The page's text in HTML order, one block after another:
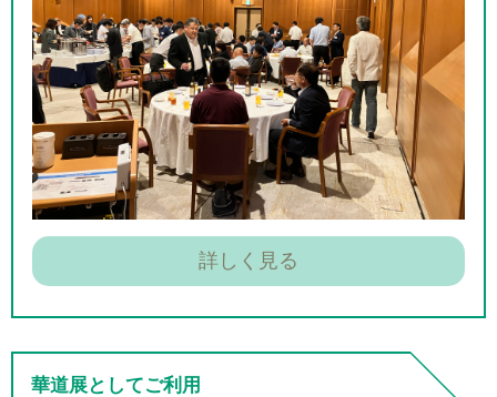
詳しく見る
華道展としてご利用